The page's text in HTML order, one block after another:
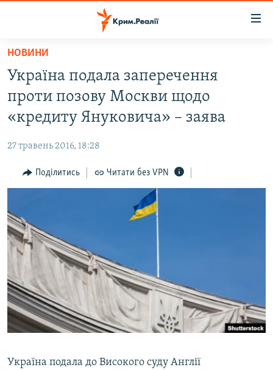
Перейти
основного
матеріалу
Перейти
до
основної
навігації
Перейти
до
ВОДА.КРИМ
ВІДЕО ТА ФОТО
БЛОГИ
ПОГЛЯД
ВСЕ ЗА ДЕНЬ
СПЕЦПРОЕКТИ
ДЕПОРТАЦІЯ
ВІДЕОУРОКИ «ELIFBE»
СВІДЧЕННЯ ОКУПАЦІЇ
УКРАЇНСЬКА ПРОБЛЕМА КРИМУ
ЯК ОБІЙТИ БЛОКУВАННЯ
Русский
Qırımtatar
НОВИНИ
Україна подала заперечення
проти позову Москви щодо
«кредиту Януковича» – заява
27 травень 2016, 18:28
Поділитись Читати без VPN
Україна подала до Високого суду Англії